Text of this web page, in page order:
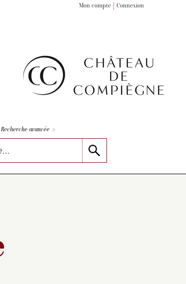
Mon compte Connexion
Recherche avancée >